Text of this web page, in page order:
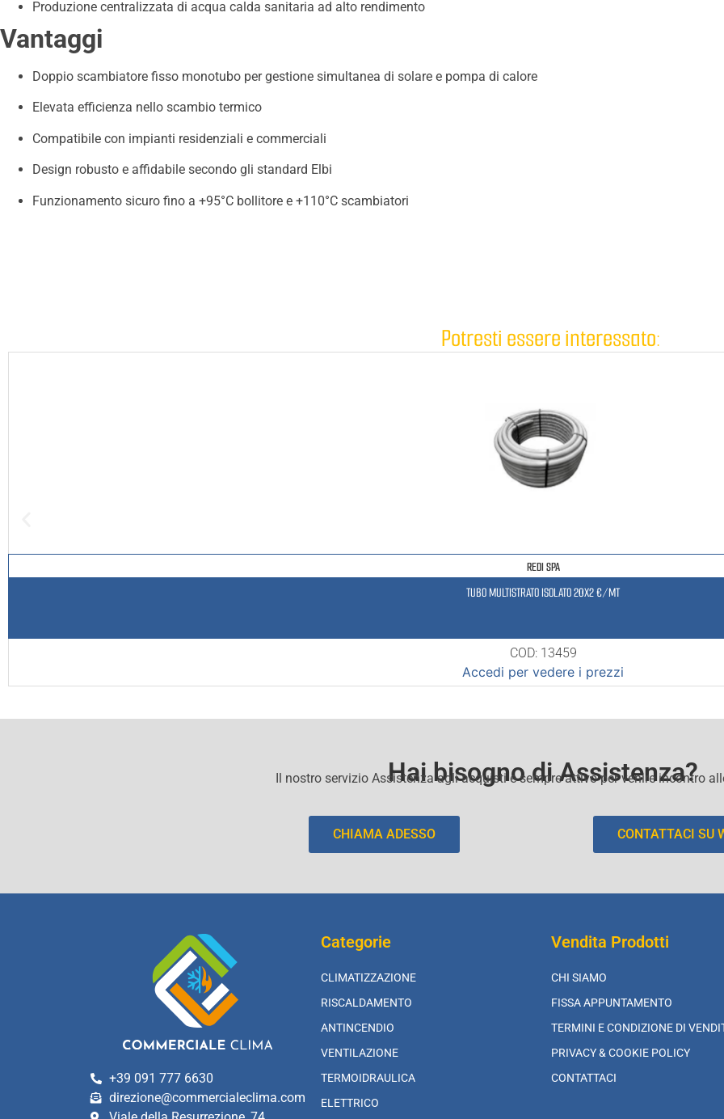
Produzione centralizzata di acqua calda sanitaria ad alto rendimento
Vantaggi
Doppio scambiatore fisso monotubo per gestione simultanea di solare e pompa di calore
Elevata efficienza nello scambio termico
Compatibile con impianti residenziali e commerciali
Design robusto e affidabile secondo gli standard Elbi
Funzionamento sicuro fino a +95°C bollitore e +110°C scambiatori
Potresti essere interessato:
REDI SPA
TUBO MULTISTRATO ISOLATO 20X2 €/MT
COD: 13459
Accedi per vedere i prezzi
Hai bisogno di Assistenza?
Il nostro servizio Assistenza agli acquisti e sempre attivo per venire incontro
CHIAMA ADESSO CONTATTACI SU
+39 091 777 6630
direzione@commercialeclima.com
Categorie
CLIMATIZZAZIONE
RISCALDAMENTO
ANTINCENDIO
VENTILAZIONE
TERMOIDRAULICA
ELETTRICO
Vendita Prodotti
CHI SIAMO
FISSA APPUNTAMENTO
TERMINI E CONDIZIONE DI
PRIVACY & COOKIE POLICY
CONTATTACI